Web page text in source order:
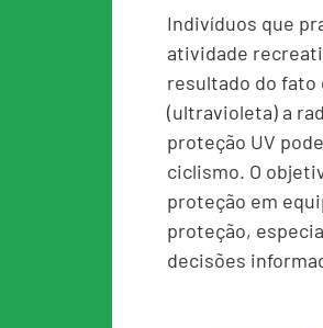
Indivíduos que
atividade
resultado do fato
(ultravioleta) a
proteção UV
ciclismo. O
proteção em
proteção,
decisões